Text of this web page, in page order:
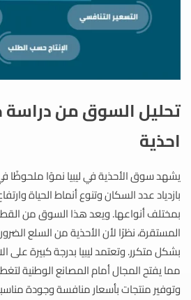
تحليل السوق من
احذية
يشهد سوق الأحذية في ليبيا نموًا ملحوظًا
بازدياد عدد السكان وتنوع أنماط الحياة
بمختلف أنواعها. ويعد هذا السوق من
المستقرة، نظرًا لأن الأحذية من السلع
بشكل متكرر. وتعتمد ليبيا بدرجة كبيرة على
مما يفتح المجال أمام المصانع الوطنية
وتوفير منتجات بأسعار منافسة وجودة